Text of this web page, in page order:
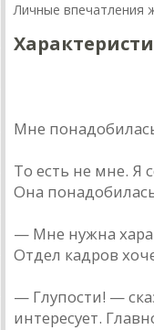
Личные впечатления
Мне
То есть не мне. Я
Она
— Мне нужна
Отдел кадров
— Глупости! —
интересует.